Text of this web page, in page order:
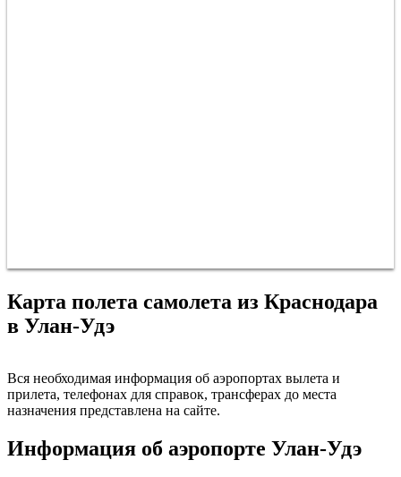
Карта полета самолета из Краснодара
в Улан-Удэ
Вся необходимая информация об аэропортах вылета и
прилета, телефонах для справок, трансферах до места
назначения представлена на сайте.
Информация об аэропорте Улан-Удэ